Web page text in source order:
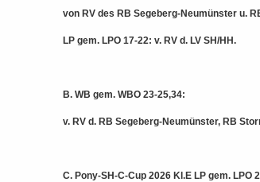
von RV des RB Segeberg-Neumünster u.
LP gem. LPO 17-22: v. RV d. LV SH/HH.
B. WB gem. WBO 23-25,34:
v. RV d. RB Segeberg-Neumünster, RB
C. Pony-SH-C-Cup 2026 Kl.E LP gem. LPO